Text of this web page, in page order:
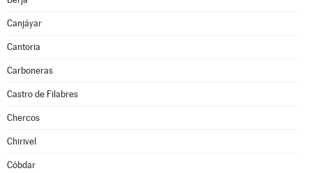
Canjáyar
Cantoria
Carboneras
Castro de Filabres
Chercos
Chirivel
Cóbdar